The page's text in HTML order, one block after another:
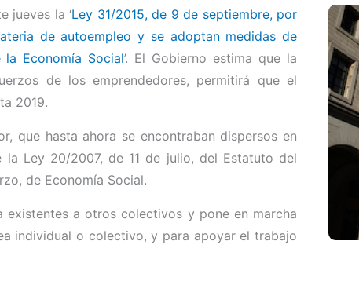
jueves la ‘Ley 31/2015, de 9 de septiembre, por
de autoempleo y se adoptan medidas de
Economía Social’. El Gobierno estima que la
de los emprendedores, permitirá que el
2019.
que hasta ahora se encontraban dispersos en
Ley 20/2007, de 11 de julio, del Estatuto del
de Economía Social.
existentes a otros colectivos y pone en marcha
individual o colectivo, y para apoyar el trabajo